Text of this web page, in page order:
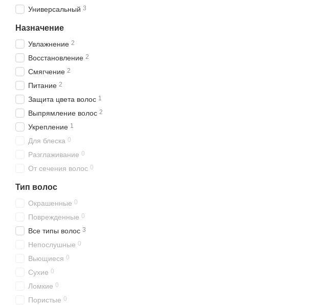
Универсальный 3
Назначение
Увлажнение 2
Восстановление 2
Смягчение 2
Питание 2
Защита цвета волос 1
Выпрямление волос 2
Укрепление 1
Для блеска 0
Разглаживание 0
От сечения волос 0
Тип волос
Окрашенные 0
Поврежденные 0
Все типы волос 3
Непослушные 0
Вьющиеся 0
Сухие 0
Ломкие 0
Пористые 0